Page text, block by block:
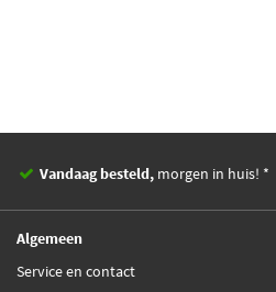
Vandaag besteld, morgen in huis! *
Algemeen
Service en contact